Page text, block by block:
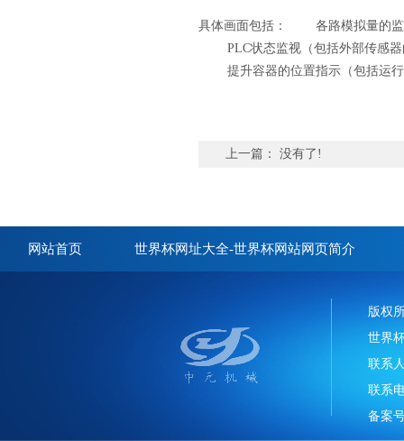
具体画面包括： 各路模拟量的
PLC状态监视（包括外部传感器
提升容器的位置指示（包括运行
上一篇： 没有了!
网站首页 世界杯网址大全-世界杯网站网页简介
版权
世界
联系
联系
备案